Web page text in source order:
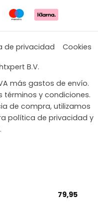
de privacidad
Cookies
B.V.
más gastos de envío.
términos y condiciones.
de compra, utilizamos
política de privacidad y
79,95